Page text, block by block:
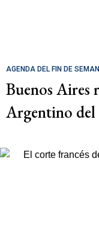
AGENDA DEL FIN DE
Buenos Aires
Argentino